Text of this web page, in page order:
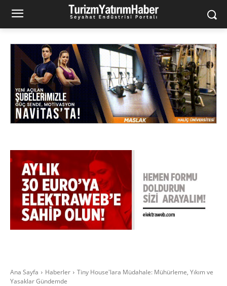
Ana Sayfa Haberler
Tiny House'lara Müdahale: Mühürleme, Yıkım ve
Yasaklar Gündemde